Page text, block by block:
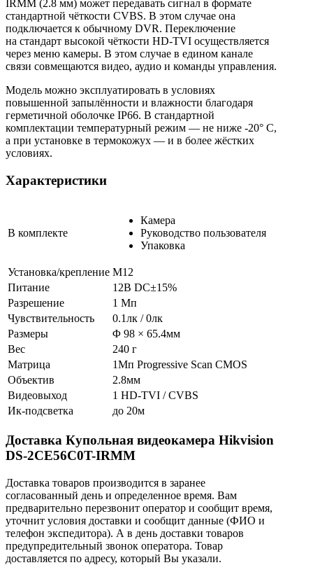
IRMM (2.8 мм) может передавать сигнал в формате
стандартной чёткости CVBS. В этом случае она
подключается к обычному DVR. Переключение
на стандарт высокой чёткости HD-TVI осуществляется
через меню камеры. В этом случае в едином канале
связи совмещаются видео, аудио и команды управления.
Модель можно эксплуатировать в условиях
повышенной запылённости и влажности благодаря
герметичной оболочке IP66. В стандартной
комплектации температурный режим — не ниже -20° C,
а при установке в термокожух — и в более жёстких
условиях.
Характеристики
В комплекте
Камера
Руководство пользователя
Упаковка
Установка/крепление М12
Питание
12В DC±15%
Разрешение
1 Мп
Чувствительность
0.1лк / 0лк
Размеры
Φ 98 × 65.4мм
Вес
240 г
Матрица
1Мп Progressive Scan CMOS
Объектив
2.8мм
Видеовыход
1 HD-TVI / CVBS
Ик-подсветка
до 20м
Доставка Купольная видеокамера Hikvision
DS-2CE56C0T-IRMM
Доставка товаров производится в заранее
согласованный день и определенное время. Вам
предварительно перезвонит оператор и сообщит время,
уточнит условия доставки и сообщит данные (ФИО и
телефон экспедитора). А в день доставки товаров
предупредительный звонок оператора. Товар
доставляется по адресу, который Вы указали.